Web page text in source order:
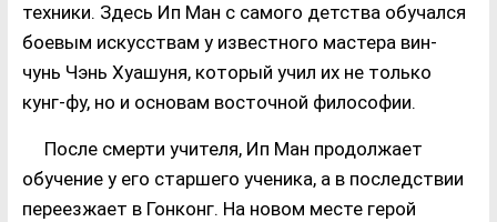
техники. Здесь Ип Ман с самого детства обучался
боевым искусствам у известного мастера вин-
чунь Чэнь Хуашуня, который учил их не только
кунг-фу, но и основам восточной философии.
После смерти учителя, Ип Ман продолжает
обучение у его старшего ученика, а в последствии
переезжает в Гонконг. На новом месте герой